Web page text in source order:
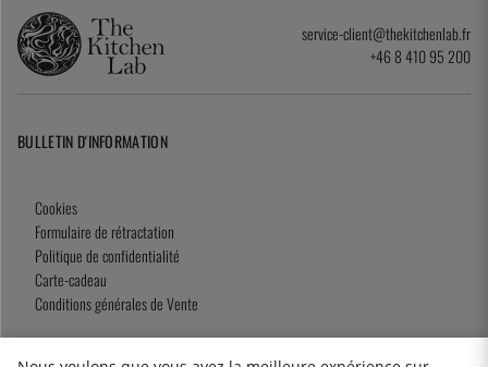
service-client@thekitchenlab.fr
+46 8 410 95 200
BULLETIN D'INFORMATION
Cookies
Formulaire de rétractation
Politique de confidentialité
Carte-cadeau
Conditions générales de Vente